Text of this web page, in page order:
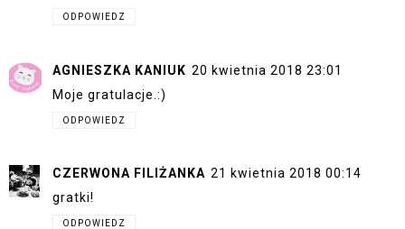
ODPOWIEDZ
AGNIESZKA KANIUK 20 kwietnia 2018 23:01
Moje gratulacje.:)
ODPOWIEDZ
CZERWONA FILIŻANKA 21 kwietnia 2018 00:14
gratki!
ODPOWIEDZ